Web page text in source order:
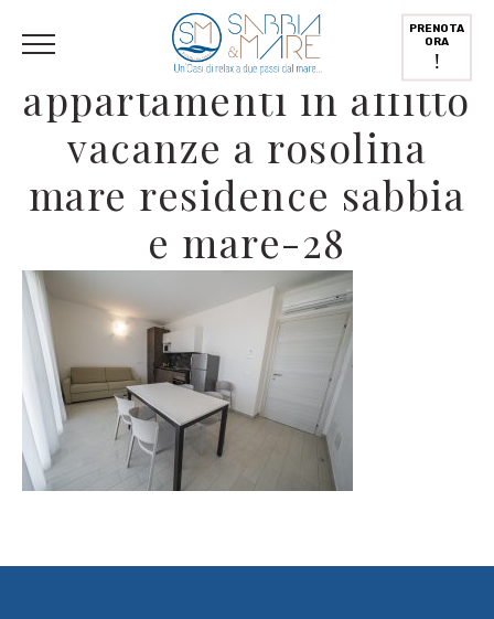
PRENOTA
ORA
!
appartamenti in affitto
vacanze a rosolina
mare residence sabbia
e mare-28
Inglese) Deutsch ( Tedesco Italiano